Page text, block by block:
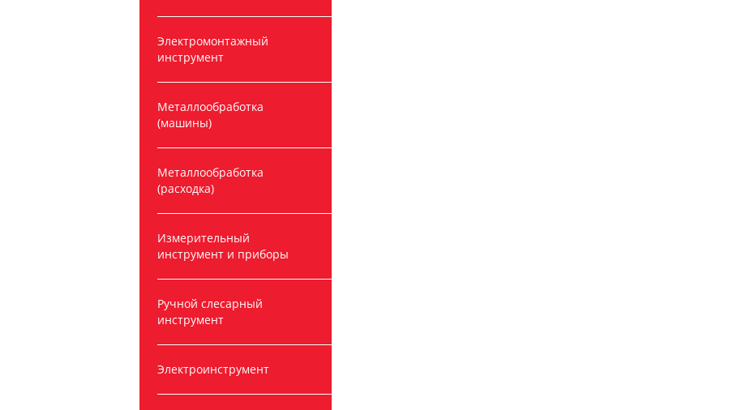
Электромонтажный
инструмент
Металлообработка
(машины)
Металлообработка
(расходка)
Измерительный
инструмент и приборы
Ручной слесарный
инструмент
Электроинструмент